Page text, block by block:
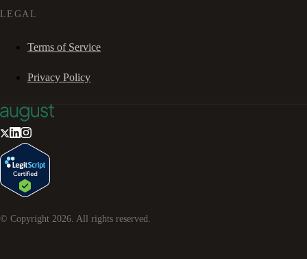
LEGAL
Terms of Service
Privacy Policy
© Copyright 2026 . All rights reserved.